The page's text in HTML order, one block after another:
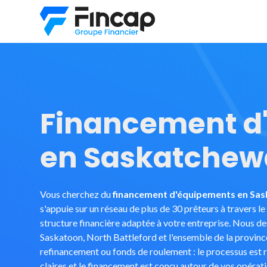
Financement
en
Vous cherchez dufinancement d'équipements en
s'appuie sur un réseau de plus de 30 prêteurs à travers
structure financière adaptée à votre entreprise. Nous
Saskatoon, North Battleford et l'ensemble de la
refinancement ou fonds de roulement : le processus est